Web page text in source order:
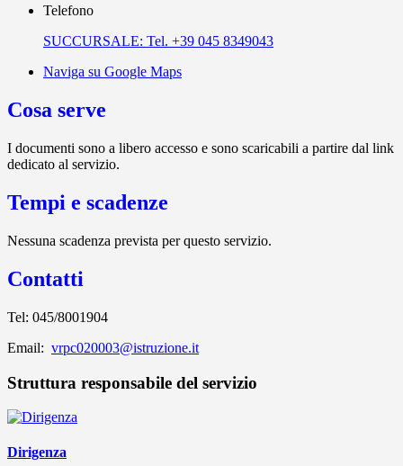
Telefono
SUCCURSALE: Tel. +39 045 8349043
Naviga su Google Maps
Cosa serve
I documenti sono a libero accesso e sono scaricabili a partire dal link
dedicato al servizio.
Tempi e scadenze
Nessuna scadenza prevista per questo servizio.
Contatti
Tel: 045/8001904
Email: vrpc020003@istruzione.it
Struttura responsabile del servizio
Dirigenza